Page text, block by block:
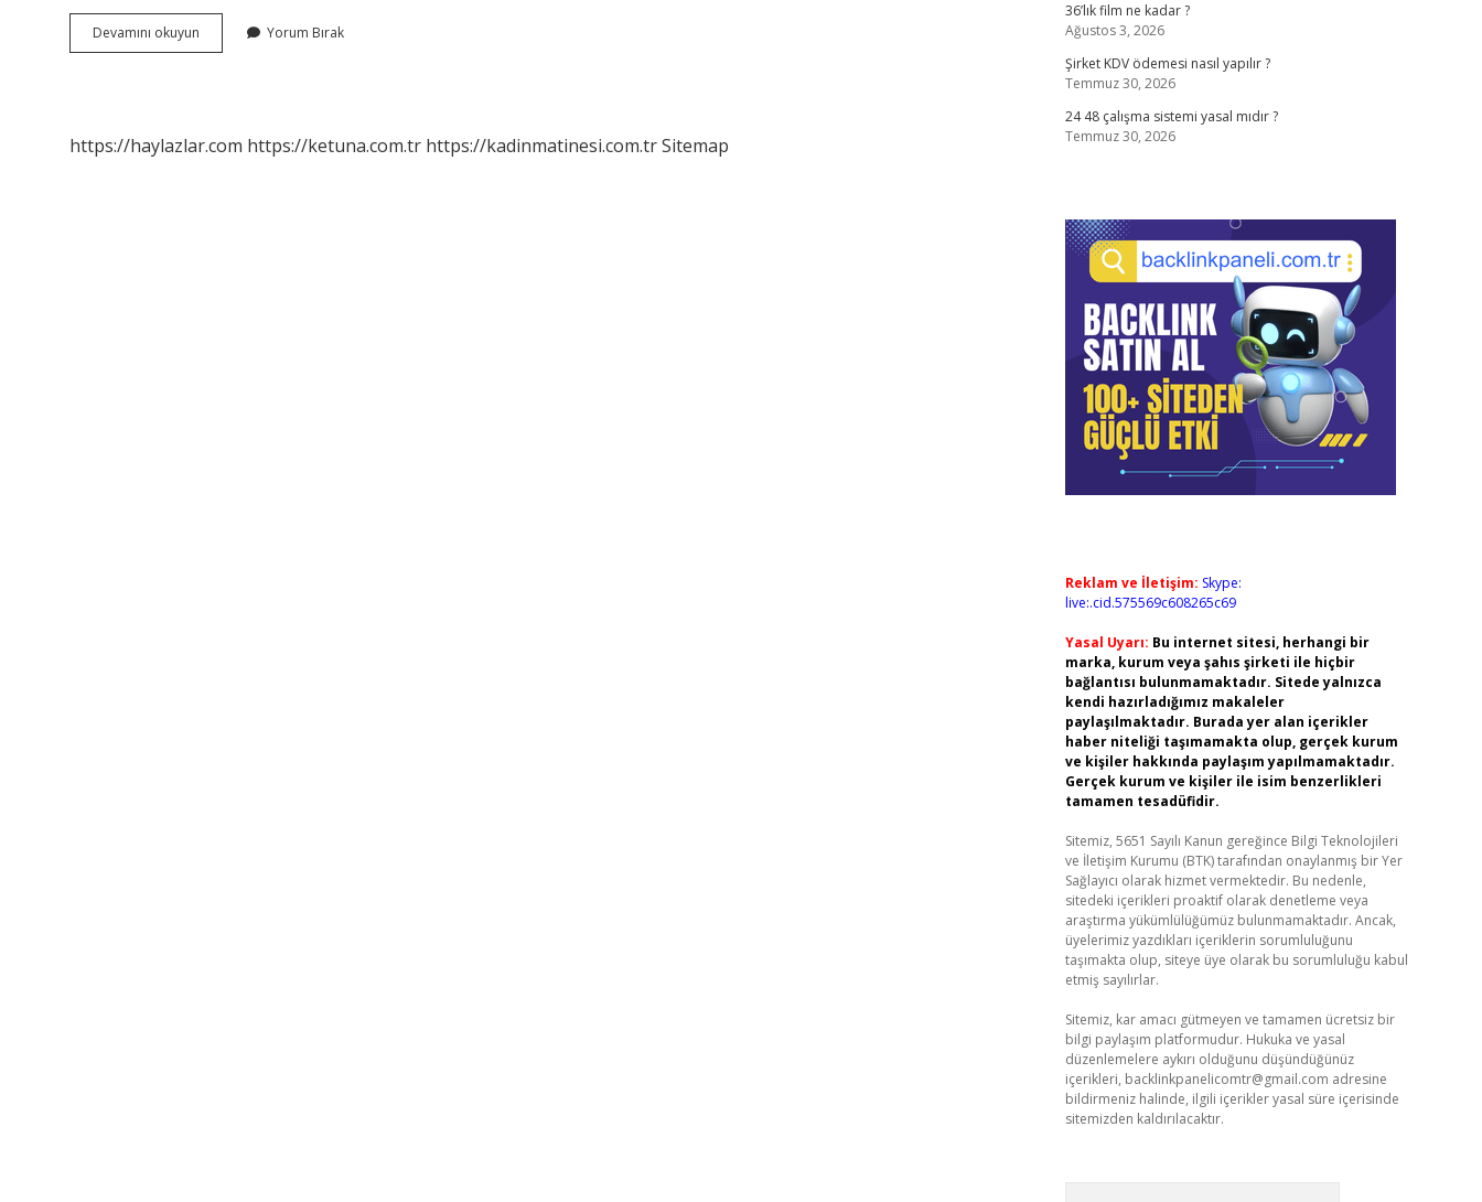
Devamını okuyun
Ailesi
Yorum Bırak
https://haylazlar.com https://ketuna.com.tr https://kadinmatinesi.com.trSitemap
36’lık film ne kadar ?
Ağustos 3, 2026
Şirket KDV ödemesi nasıl yapılır ?
Temmuz 30, 2026
24 48 çalışma sistemi yasal mıdır ?
Temmuz 30, 2026
Reklam ve İletişim: Skype:
live:.cid.575569c608265c69
Yasal Uyarı: Bu internet sitesi, herhangi bir
marka, kurum veya şahıs şirketi ile hiçbir
bağlantısı bulunmamaktadır. Sitede yalnızca
kendi hazırladığımız makaleler
paylaşılmaktadır. Burada yer alan içerikler
haber niteliği taşımamakta olup, gerçek kurum
ve kişiler hakkında paylaşım yapılmamaktadır.
Gerçek kurum ve kişiler ile isim benzerlikleri
tamamen tesadüfidir.
Sitemiz, 5651 Sayılı Kanun gereğince Bilgi Teknolojileri
ve İletişim Kurumu (BTK) tarafından onaylanmış bir Yer
Sağlayıcı olarak hizmet vermektedir. Bu nedenle,
sitedeki içerikleri proaktif olarak denetleme veya
araştırma yükümlülüğümüz bulunmamaktadır. Ancak,
üyelerimiz yazdıkları içeriklerin sorumluluğunu
taşımakta olup, siteye üye olarak bu sorumluluğu kabul
etmiş sayılırlar.
Sitemiz, kar amacı gütmeyen ve tamamen ücretsiz bir
bilgi paylaşım platformudur. Hukuka ve yasal
düzenlemelere aykırı olduğunu düşündüğünüz
içerikleri, backlinkpanelicomtr@gmail.com adresine
bildirmeniz halinde, ilgili içerikler yasal süre içerisinde
sitemizden kaldırılacaktır.